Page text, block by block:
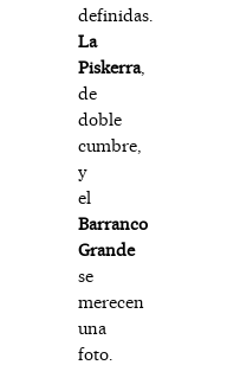
definidas.
La
Piskerra,
de
doble
cumbre,
y
el
Barranco
Grande
se
merecen
una
foto.